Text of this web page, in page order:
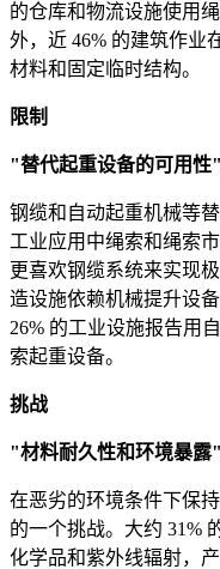
的仓库和物流设施使用
外，近 46% 的建筑作业
材料和固定临时结构。
限制
"替代起重设备的可用性"
钢缆和自动起重机械等
工业应用中绳索和绳索
更喜欢钢缆系统来实现
造设施依赖机械提升设
26% 的工业设施报告用
索起重设备。
挑战
"材料耐久性和环境暴露"
在恶劣的环境条件下保
的一个挑战。大约 31%
化学品和紫外线辐射，